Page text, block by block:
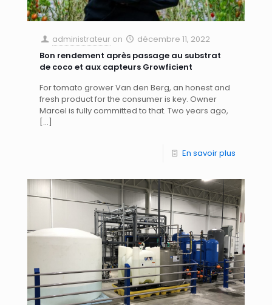
administrateur on
décembre 11, 2022
Bon rendement après passage au substrat
de coco et aux capteurs Growficient
For tomato grower Van den Berg, an honest and
fresh product for the consumer is key. Owner
Marcel is fully committed to that. Two years ago,
[…]
En savoir plus